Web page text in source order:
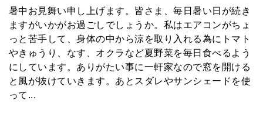
暑中お見舞い申し上げます。皆さま、毎日暑い日が続き
ますがいかがお過ごしでしょうか。私はエアコンがちょ
っと苦手して、身体の中から涼を取り入れる為にトマト
やきゅうり、なす、オクラなど夏野菜を毎日食べるよう
にしています。ありがたい事に一軒家なので窓を開ける
と風が抜けていきます。あとスダレやサンシェードを使
って...